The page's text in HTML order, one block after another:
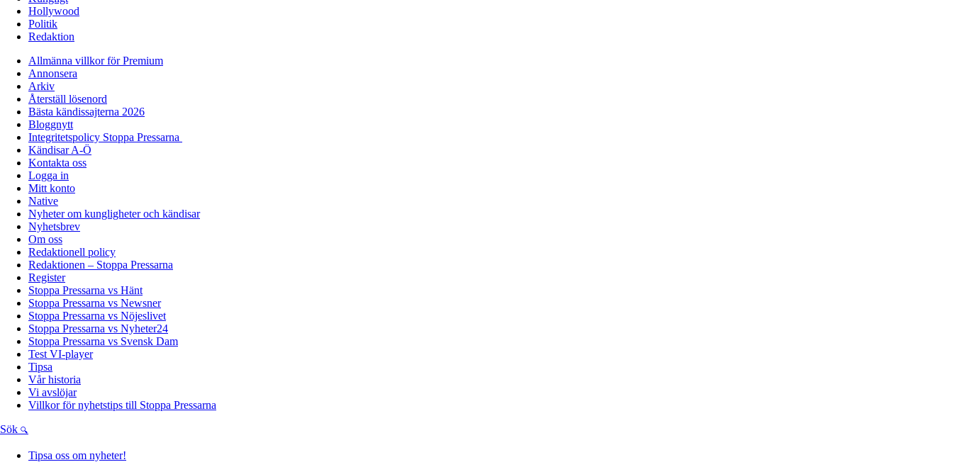
Hollywood
Politik
Redaktion
Allmänna villkor för Premium
Annonsera
Arkiv
Återställ lösenord
Bästa kändissajterna 2026
Bloggnytt
Integritetspolicy Stoppa Pressarna
Kändisar A-Ö
Kontakta oss
Logga in
Mitt konto
Native
Nyheter om kungligheter och kändisar
Nyhetsbrev
Om oss
Redaktionell policy
Redaktionen – Stoppa Pressarna
Register
Stoppa Pressarna vs Hänt
Stoppa Pressarna vs Newsner
Stoppa Pressarna vs Nöjeslivet
Stoppa Pressarna vs Nyheter24
Stoppa Pressarna vs Svensk Dam
Test VI-player
Tipsa
Vår historia
Vi avslöjar
Villkor för nyhetstips till Stoppa Pressarna
Sök
Tipsa oss om nyheter!